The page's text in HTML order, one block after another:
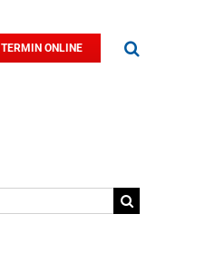
TERMIN ONLINE